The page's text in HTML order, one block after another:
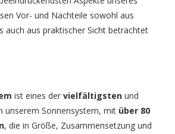
Vor- und Nachteile sowohl aus
auch aus praktischer Sicht betrachtet
ist eines der vielfältigsten und
unserem Sonnensystem, mit über 80
, die in Größe, Zusammensetzung und